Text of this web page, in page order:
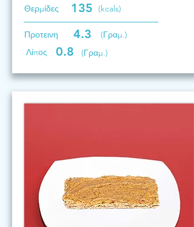
Θερμίδες 135 (kcals)
Προτεινη 4.3
(Γραμ.)
Λίπος
0.8 (Γραμ.)